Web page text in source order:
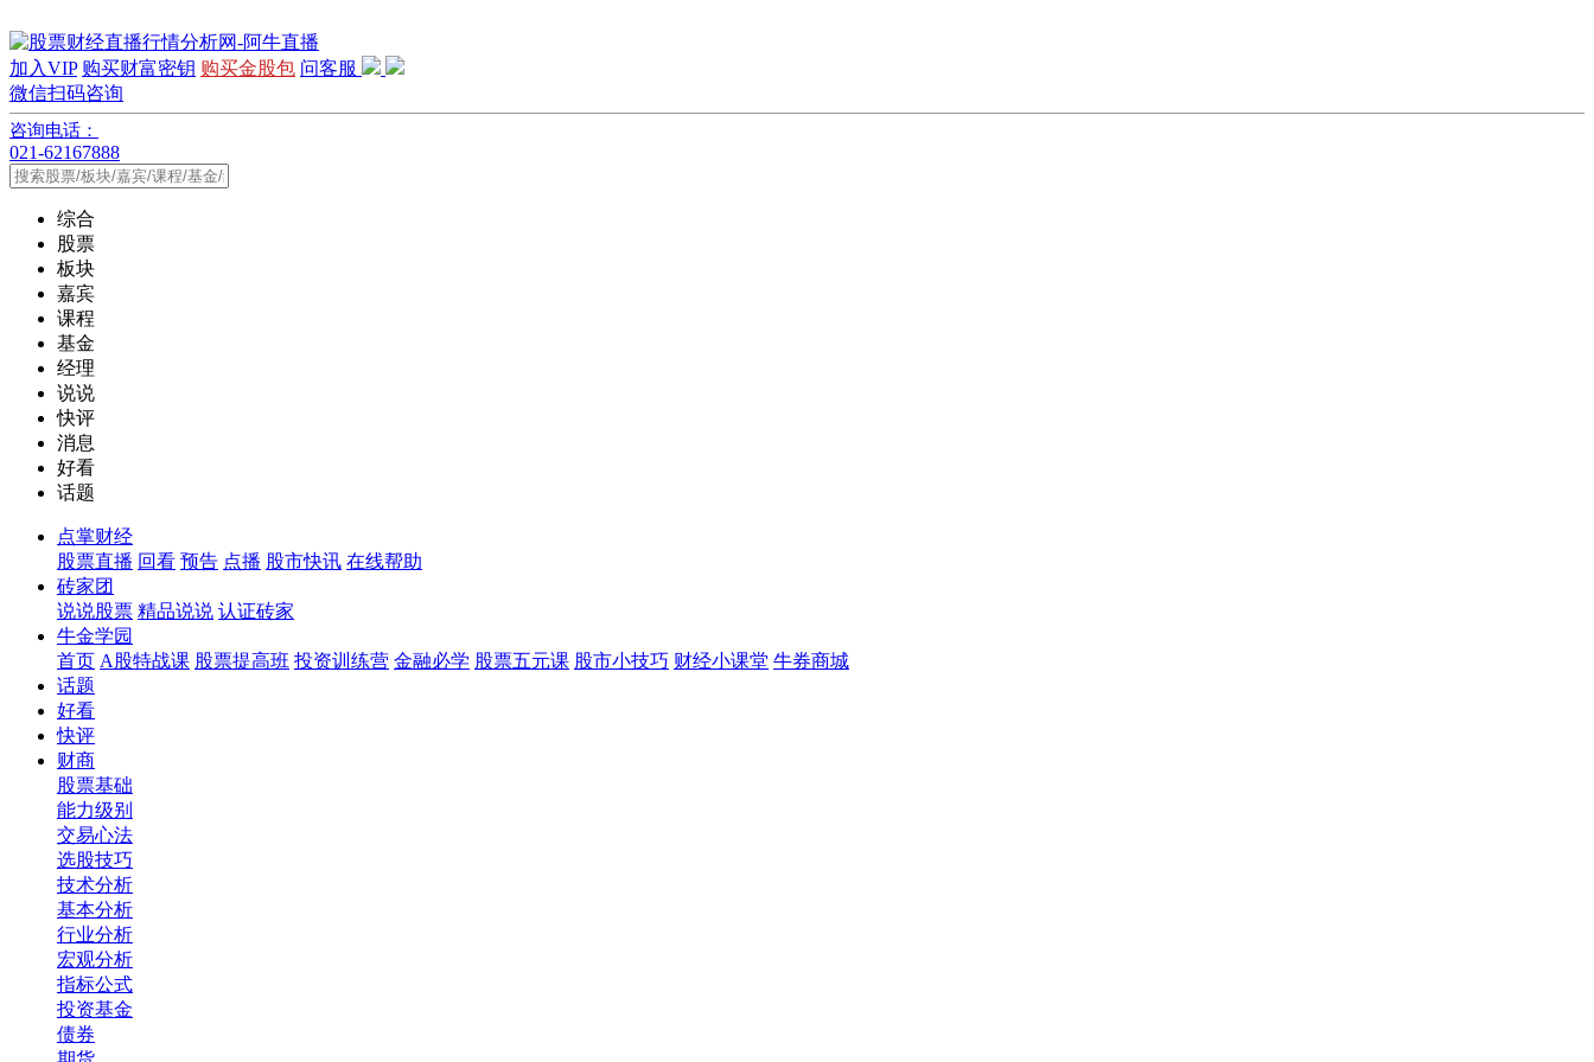
加入VIP 购买财富密钥 购买金股包 问客服
微信扫码咨询
咨询电话：
021-62167888
综合
股票
板块
嘉宾
课程
基金
经理
说说
快评
消息
好看
话题
点掌财经
股票直播 回看 预告 点播 股市快讯 在线帮助
砖家团
说说股票 精品说说 认证砖家
牛金学园
首页 A股特战课 股票提高班 投资训练营 金融必学 股票五元课 股市小技巧 财经小课堂 牛券商城
话题
好看
快评
财商
股票基础
能力级别
交易心法
选股技巧
技术分析
基本分析
行业分析
宏观分析
指标公式
投资基金
债券